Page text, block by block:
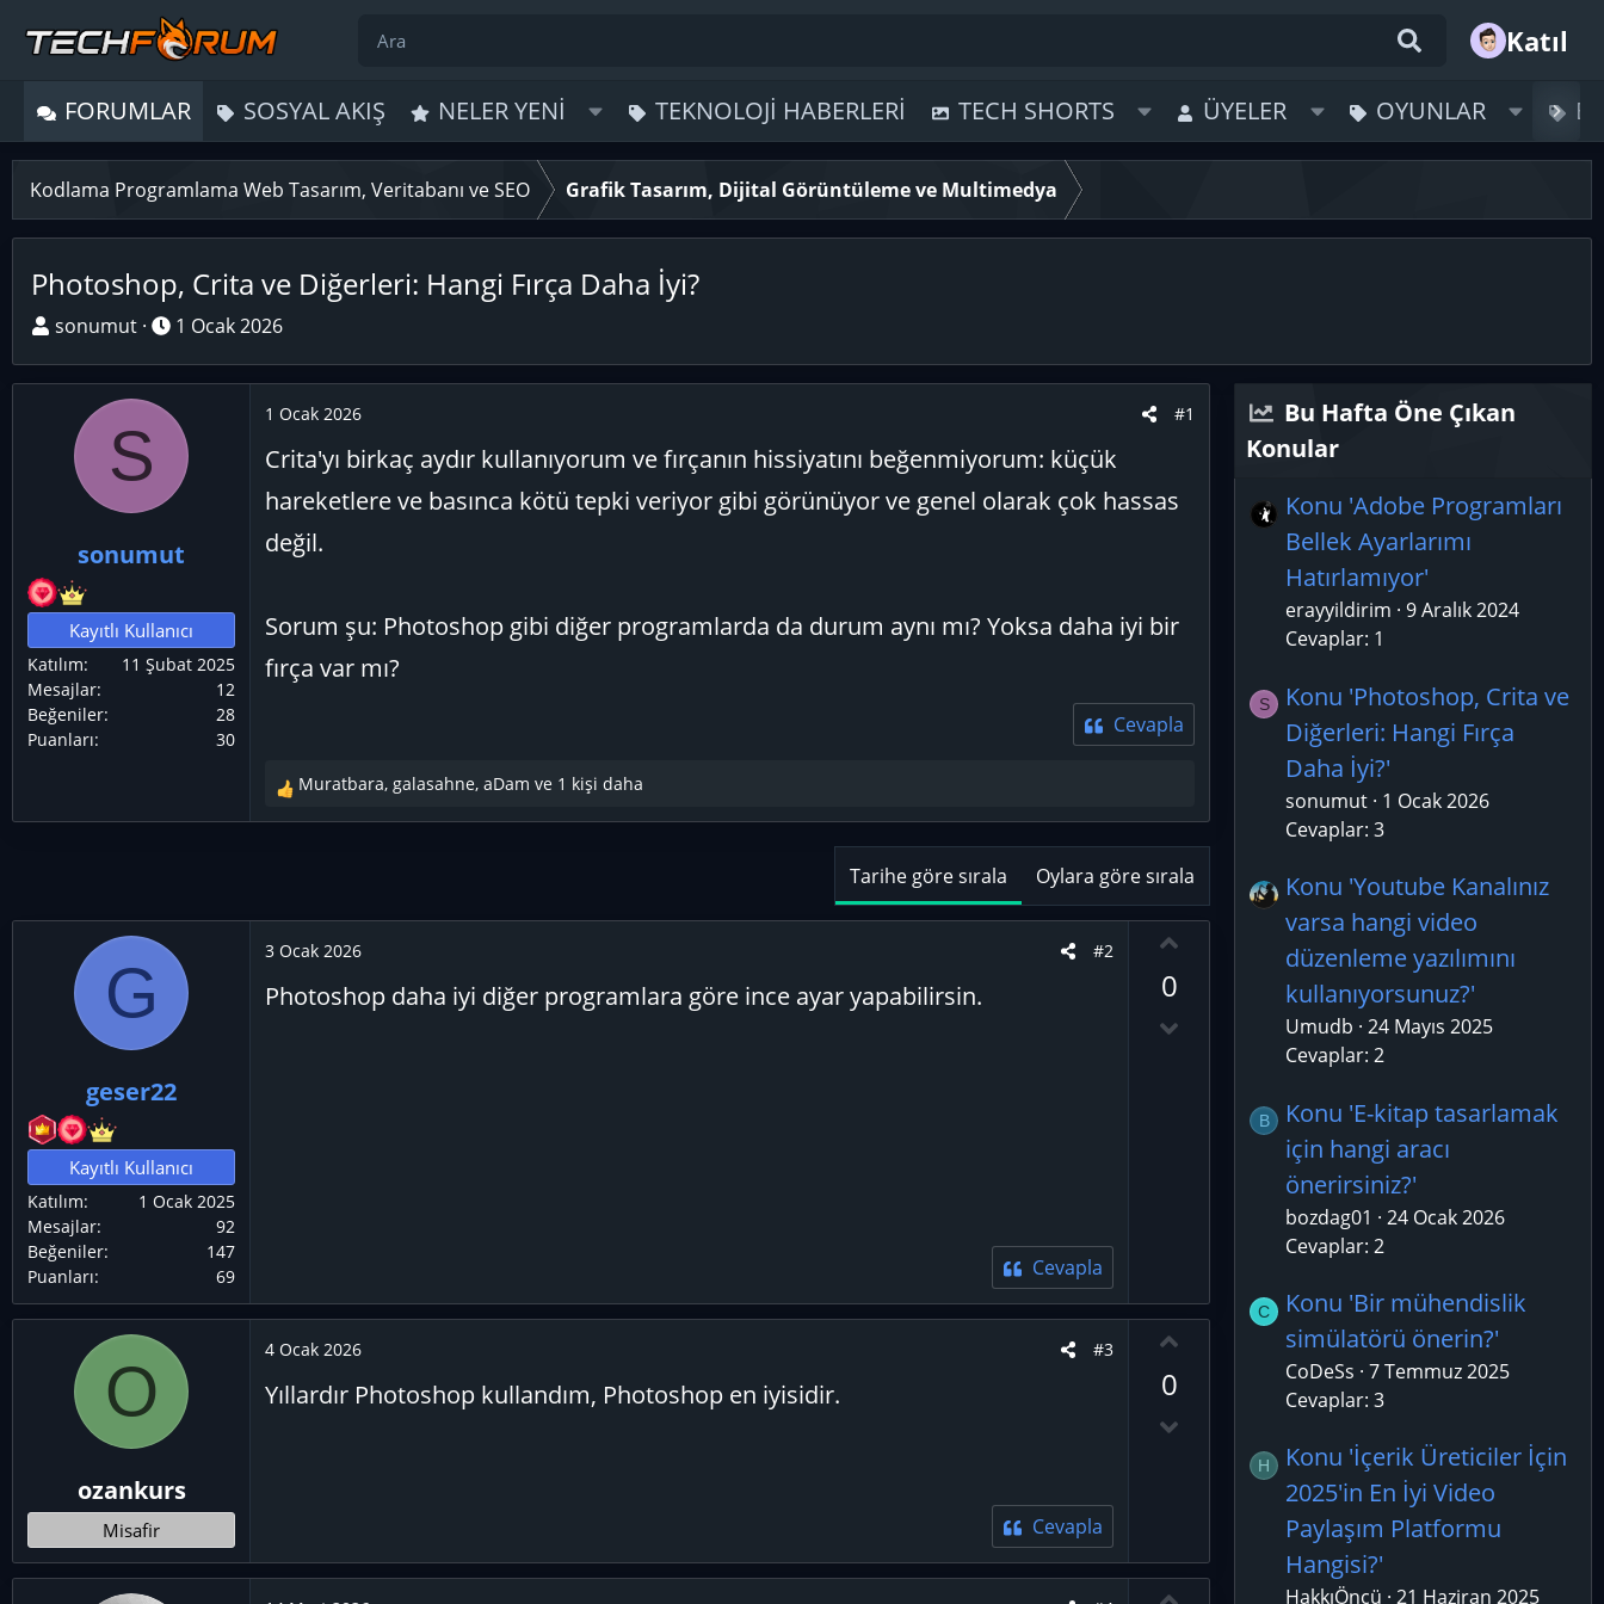
Katıl
FORUMLAR SOSYAL AKIŞ NELER YENI TEKNOLOJI HABERLERI TECH SHORTS ÜYELER OYUNLAR
Kodlama Programlama Web Tasarım, Veritabanı ve SEO Grafik Tasarım, Dijital Görüntüleme ve Multimedya
Photoshop, Crita ve Diğerleri: Hangi Fırça Daha İyi?
K
n
l
a
a
n
sonumut
B
ş
a
n
g
ç
a
r
i
1 Ocak 2026
S
sonumut
Kayıtlı Kullanıcı
Katılım
11 Şubat 2025
Mesajlar
12
Beğeniler
28
Puanları
30
1 Ocak 2026 #1
Crita'yı birkaç aydır kullanıyorum ve fırçanın hissiyatını beğenmiyorum: küçük
hareketlere ve basınca kötü tepki veriyor gibi görünüyor ve genel olarak çok hassas
değil.
Sorum şu: Photoshop gibi diğer programlarda da durum aynı mı? Yoksa daha iyi bir
fırça var mı?
Cevapla
T
e
l
e
:
Muratbara, galasahne, aDam ve 1 kişi daha
Tarihe göre sırala Oylara göre sırala
G
geser22
Kayıtlı Kullanıcı
Katılım
1 Ocak 2025
Mesajlar
92
Beğeniler
147
Puanları
69
3 Ocak 2026 #2
Photoshop daha iyi diğer programlara göre ince ayar yapabilirsin.
Cevapla
0
O
ozankurs
Misafir
4 Ocak 2026 #3
Yıllardır Photoshop kullandım, Photoshop en iyisidir.
Cevapla
0
o
Bu Hafta Öne Çıkan
Konular
Konu 'Adobe Programları
Bellek Ayarlarımı
Hatırlamıyor'
erayyildirim 9 Aralık 2024
Cevaplar: 1
S
Konu 'Photoshop, Crita ve
Diğerleri: Hangi Fırça
Daha İyi?'
sonumut 1 Ocak 2026
Cevaplar: 3
Konu 'Youtube Kanalınız
varsa hangi video
düzenleme yazılımını
kullanıyorsunuz?'
Umudb 24 Mayıs 2025
Cevaplar: 2
B
Konu 'E-kitap tasarlamak
için hangi aracı
önerirsiniz?'
bozdag01
24 Ocak 2026
Cevaplar: 2
C
Konu 'Bir mühendislik
simülatörü önerin?'
CoDeSs 7 Temmuz 2025
Cevaplar: 3
H
Konu 'İçerik Üreticiler İçin
2025'in En İyi Video
Paylaşım Platformu
Hangisi?'
HakkıÖncü 21 Haziran 2025